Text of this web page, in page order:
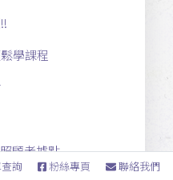
學課程
顧者據點 ...
詢 粉絲專頁 聯絡我們